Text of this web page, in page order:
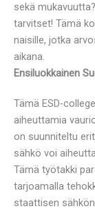
sekä
tarvitset! Tämä
naisille, jotka
aikana.
Ensiluokkainen
Tämä ESD-
aiheuttamia
on suunniteltu
sähkö voi
Tämä työtakki
tarjoamalla
staattisen